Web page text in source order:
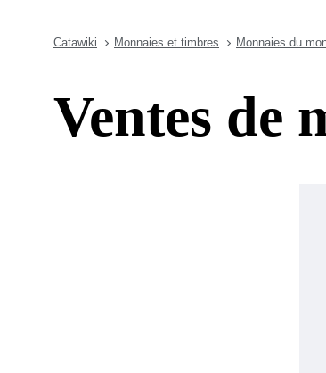
Catawiki Monnaies et timbres Monnaies du
Ventes de